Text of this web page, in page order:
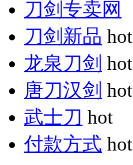
刀剑专卖网
刀剑新品 hot
龙泉刀剑 hot
唐刀汉剑 hot
武士刀 hot
付款方式 hot